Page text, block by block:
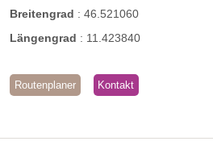
Breitengrad : 46.521060
Längengrad : 11.423840
Routenplaner Kontakt